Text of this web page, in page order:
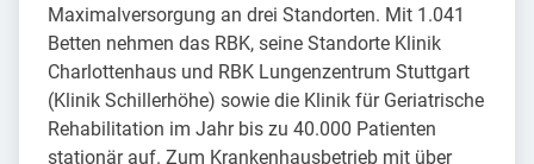
Maximalversorgung an drei Standorten. Mit 1.041
Betten nehmen das RBK, seine Standorte Klinik
Charlottenhaus und RBK Lungenzentrum Stuttgart
(Klinik Schillerhöhe) sowie die Klinik für Geriatrische
Rehabilitation im Jahr bis zu 40.000 Patienten
stationär auf. Zum Krankenhausbetrieb mit über